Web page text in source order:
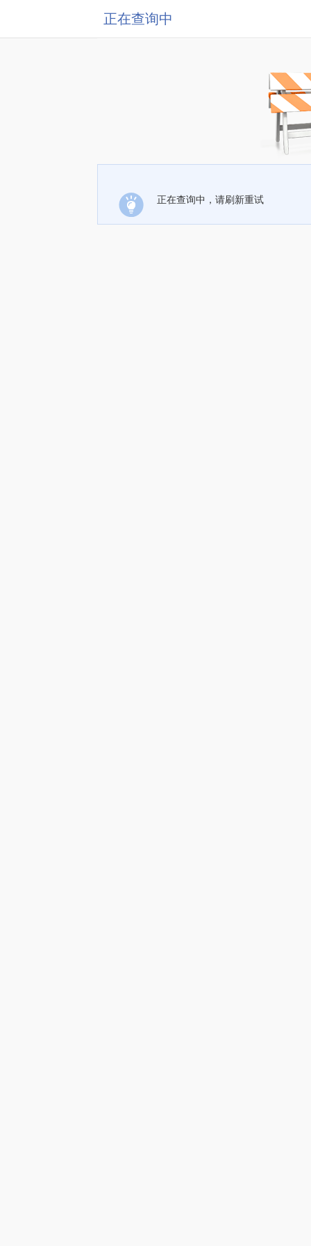
正在查询中
正在查询中，请刷新重试